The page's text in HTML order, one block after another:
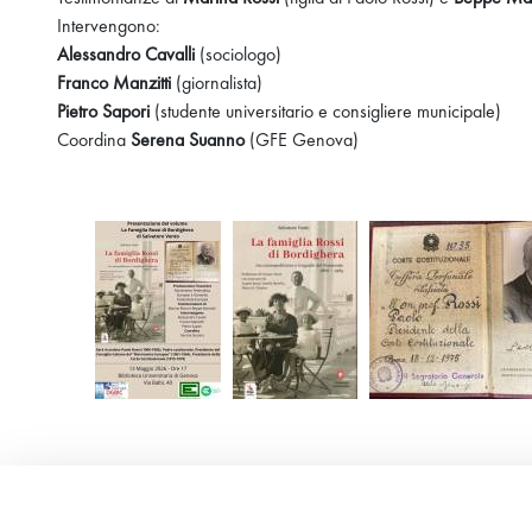
Intervengono:
Alessandro Cavalli (sociologo)
Franco Manzitti (giornalista)
Pietro Sapori (studente universitario e consigliere municipale)
Coordina Serena Suanno(GFE Genova)